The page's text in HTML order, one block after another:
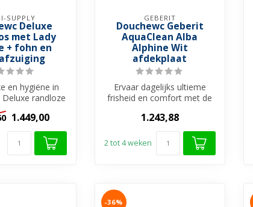
SUPPLY
Deluxe
met Lady
+ fohn en
en hygiëne in
randloze
Met zijn strakk...
1.449,00
GEBERIT
Douchewc Geberit
AquaClean Alba
Alphine Wit
afdekplaat
Ervaar dagelijks ultieme
frisheid en comfort met de
douch...
1.243,88
2 tot 4 weken
-36%